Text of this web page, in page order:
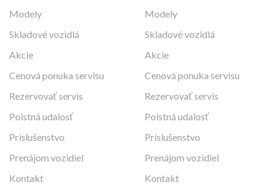
Modely
Skladové vozidlá
Akcie
Cenová ponuka servisu
Rezervovať servis
Poistná udalosť
Príslušenstvo
Prenájom vozidiel
Kontakt
Modely
Skladové vozidlá
Akcie
Cenová ponuka servisu
Rezervovať servis
Poistná udalosť
Príslušenstvo
Prenájom vozidiel
Kontakt